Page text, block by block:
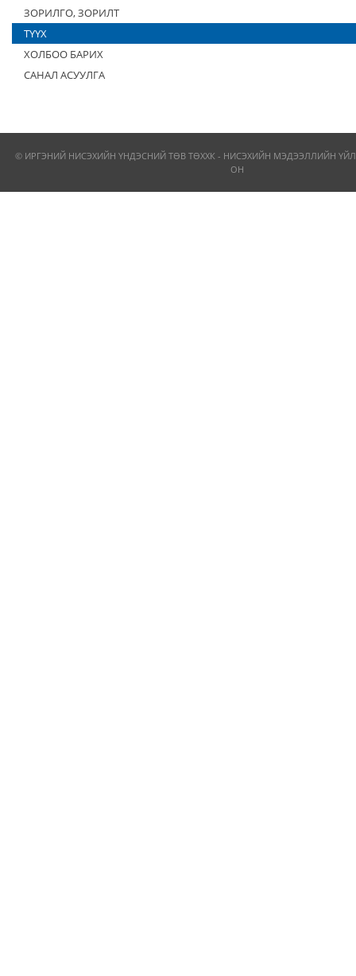
ЗОРИЛГО, ЗОРИЛТ
ТҮҮХ
ХОЛБОО БАРИХ
САНАЛ АСУУЛГА
© ИРГЭНИЙ НИСЭХИЙН ҮНДЭСНИЙ ТӨВ ТӨХХК - НИСЭХИЙН МЭДЭЭЛЛИЙН
ОН